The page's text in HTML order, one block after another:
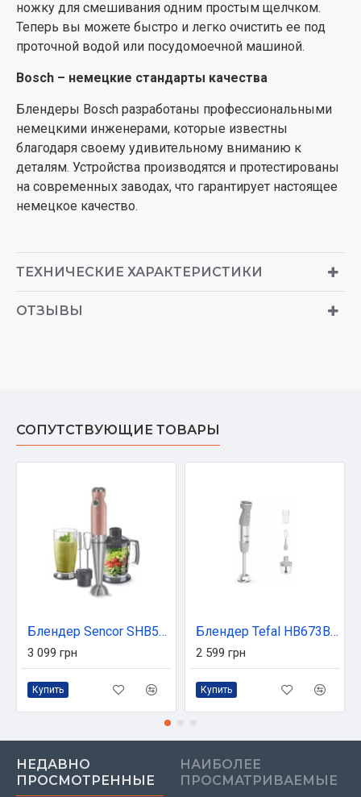
ножку для смешивания одним простым щелчком.
Теперь вы можете быстро и легко очистить ее под
проточной водой или посудомоечной машиной.
Bosch – немецкие стандарты качества
Блендеры Bosch разработаны профессиональными
немецкими инженерами, которые известны
благодаря своему удивительному вниманию к
деталям. Устройства производятся и протестированы
на современных заводах, что гарантирует настоящее
немецкое качество.
ТЕХНИЧЕСКИЕ ХАРАКТЕРИСТИКИ
ОТЗЫВЫ
СОПУТСТВУЮЩИЕ ТОВАРЫ
Блендер Sencor SHB5605RS
3 099 грн
Купить
Блендер Tefal HB673B30
2 599 грн
Купить
НЕДАВНО
ПРОСМОТРЕННЫЕ
НАИБОЛЕЕ
ПРОСМАТРИВАЕМЫЕ